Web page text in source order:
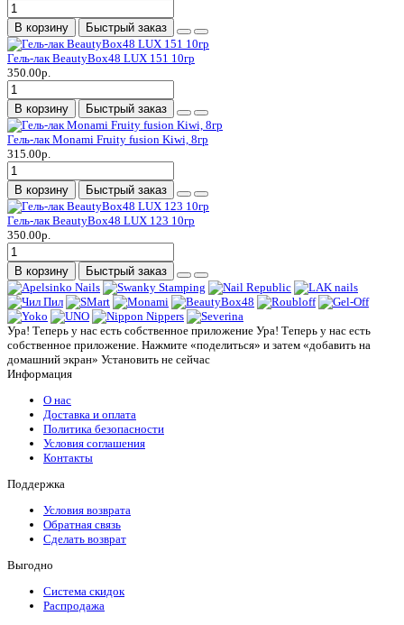
В корзину Быстрый заказ
Гель-лак BeautyBox48 LUX 151 10гр
350.00р.
В корзину Быстрый заказ
Гель-лак Monami Fruity fusion Kiwi, 8гр
315.00р.
В корзину Быстрый заказ
Гель-лак BeautyBox48 LUX 123 10гр
350.00р.
В корзину Быстрый заказ
Ура! Теперь у нас есть собственное приложение Ура! Теперь у нас есть
собственное приложение. Нажмите «поделиться» и затем «добавить на
домашний экран» Установить не сейчас
Информация
О нас
Доставка и оплата
Политика безопасности
Условия соглашения
Контакты
Поддержка
Условия возврата
Обратная связь
Сделать возврат
Выгодно
Система скидок
Распродажа